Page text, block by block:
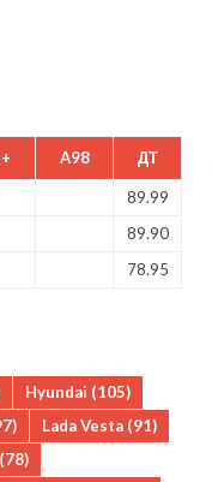
A98 ДТ
89.99
89.90
78.95
Hyundai (105)
Lada Vesta (91)
(78)